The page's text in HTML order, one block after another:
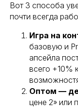
Вот 3 способа
почти всегда
Игра на
базовую и
апсейла
всего +10%
Оптом —
цене 2» или